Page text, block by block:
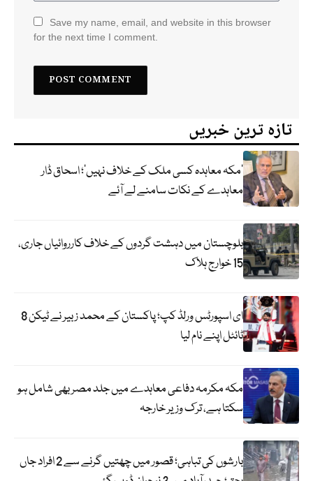
Save my name, email, and website in this browser
for the next time I comment.
تازہ ترین خبریں
‘مکہ معاہدہ کسی ملک کے خلاف نہیں’؛ اسحاق ڈار
معاہدے کے نکات سامنے لے آئے
بلوچستان میں دہشت گردوں کے خلاف کارروائیاں جاری،
15 خوارج ہلاک
ای اسپورٹس ورلڈ کپ؛ پاکستان کے محمد زبیر نے ٹیکن 8
ٹائٹل اپنے نام لیا
مکہ مکرمہ دفاعی معاہدے میں جلد مصر بھی شامل ہو
سکتا ہے، ترک وزیر خارجہ
بارشوں کی تباہی؛ قصور میں چھتیں گرنے سے 2 افراد جاں